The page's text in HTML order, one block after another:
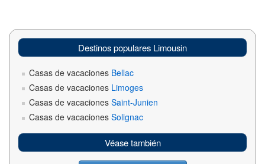
Destinos populares Limousin
Casas de vacaciones Bellac
Casas de vacaciones Limoges
Casas de vacaciones Saint-Junien
Casas de vacaciones Solignac
Véase también